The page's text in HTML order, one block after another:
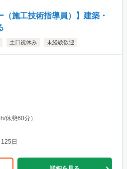
（施工技術指導員）】建築・
土日祝休み 未経験歓迎
休憩60分）
日